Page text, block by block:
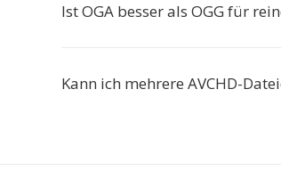
Ist OGA besser als OGG für
Kann ich mehrere AVCHD-